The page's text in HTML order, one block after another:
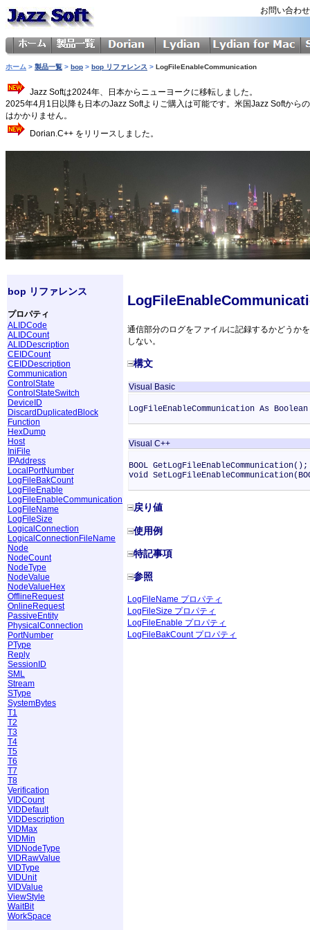
お問い合わ
ホーム > 製品一覧 > bop > bop リファレンス > LogFileEnableCommunication
Jazz Softは2024年、日本からニューヨークに移転しました。
2025年4月1日以降も日本のJazz Softよりご購入は可能です。米国Jazz Softから
はかかりません。
Dorian.C++ をリリースしました。
bop リファレンス
プロパティ
ALIDCode
ALIDCount
ALIDDescription
CEIDCount
CEIDDescription
Communication
ControlState
ControlStateSwitch
DeviceID
DiscardDuplicatedBlock
Function
HexDump
Host
IniFile
IPAddress
LocalPortNumber
LogFileBakCount
LogFileEnable
LogFileEnableCommunication
LogFileName
LogFileSize
LogicalConnection
LogicalConnectionFileName
Node
NodeCount
NodeType
NodeValue
NodeValueHex
OfflineRequest
OnlineRequest
PassiveEntity
PhysicalConnection
PortNumber
PType
Reply
SessionID
SML
Stream
SType
SystemBytes
T1
T2
T3
T4
T5
T6
T7
T8
Verification
VIDCount
VIDDefault
VIDDescription
VIDMax
VIDMin
VIDNodeType
VIDRawValue
VIDType
VIDUnit
VIDValue
ViewStyle
WaitBit
WorkSpace
通信部分のログをファイルに記録するかどうか
しない。
構文
Visual Basic
LogFileEnableCommunication As Boolean
Visual C++
BOOL GetLogFileEnableCommunication();
void
戻り値
使用例
特記事項
参照
LogFileName プロパティ
LogFileSize プロパティ
LogFileEnable プロパティ
LogFileBakCount プロパティ